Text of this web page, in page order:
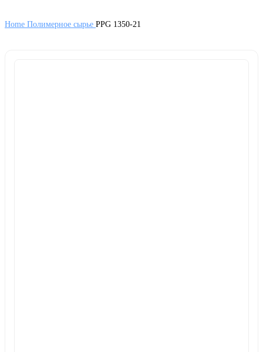
Home Полимерное сырье PPG 1350-21